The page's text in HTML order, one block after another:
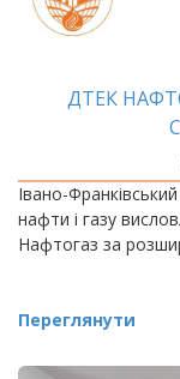
ДТЕК
Івано-
нафти і газу
Нафтогаз за
Переглянути